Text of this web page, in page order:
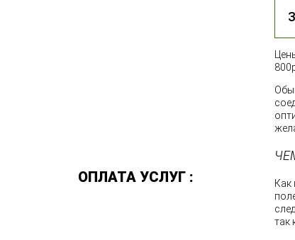
ОПЛАТА УСЛУГ :
Как
так